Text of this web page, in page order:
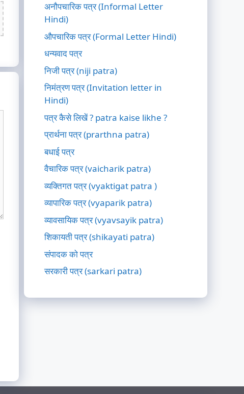
अनौपचारिक पत्र (Informal Letter
Hindi)
औपचारिक पत्र (Formal Letter Hindi)
धन्यवाद पत्र
निजी पत्र (niji patra)
निमंत्रण पत्र (Invitation letter in
Hindi)
पत्र कैसे लिखें ? patra kaise likhe ?
प्रार्थना पत्र (prarthna patra)
बधाई पत्र
वैचारिक पत्र (vaicharik patra)
व्यक्तिगत पत्र (vyaktigat patra )
व्यापारिक पत्र (vyaparik patra)
व्यावसायिक पत्र (vyavsayik patra)
शिकायती पत्र (shikayati patra)
संपादक को पत्र
सरकारी पत्र (sarkari patra)